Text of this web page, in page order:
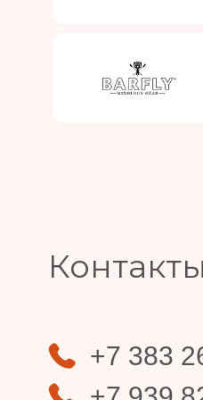
Контакты
+7 383